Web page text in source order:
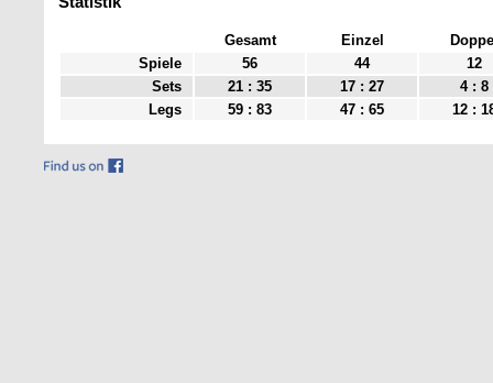
Gesamt Einzel
Spiele
56 44
12
Sets
21 : 35 17 : 27
4 : 8
Legs
59 : 83 47 : 65 12 :